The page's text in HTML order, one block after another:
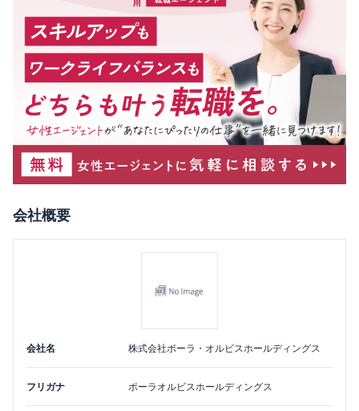
会社概要
会社名 株式会社ポーラ・オルビスホールディングス
フリガナ ポーラオルビスホールディングス